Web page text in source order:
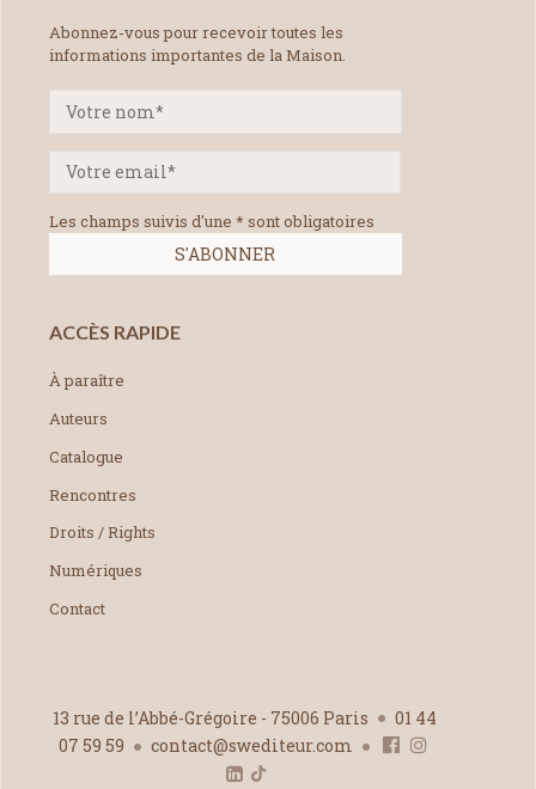
Abonnez-vous pour recevoir toutes les
informations importantes de la Maison.
Les champs suivis d'une * sont obligatoires
ACCÈS RAPIDE
À paraître
Auteurs
Catalogue
Rencontres
Droits / Rights
Numériques
Contact
13 rue de l’Abbé-Grégoire - 75006 Paris
01 44
07 59 59
contact@swediteur.com